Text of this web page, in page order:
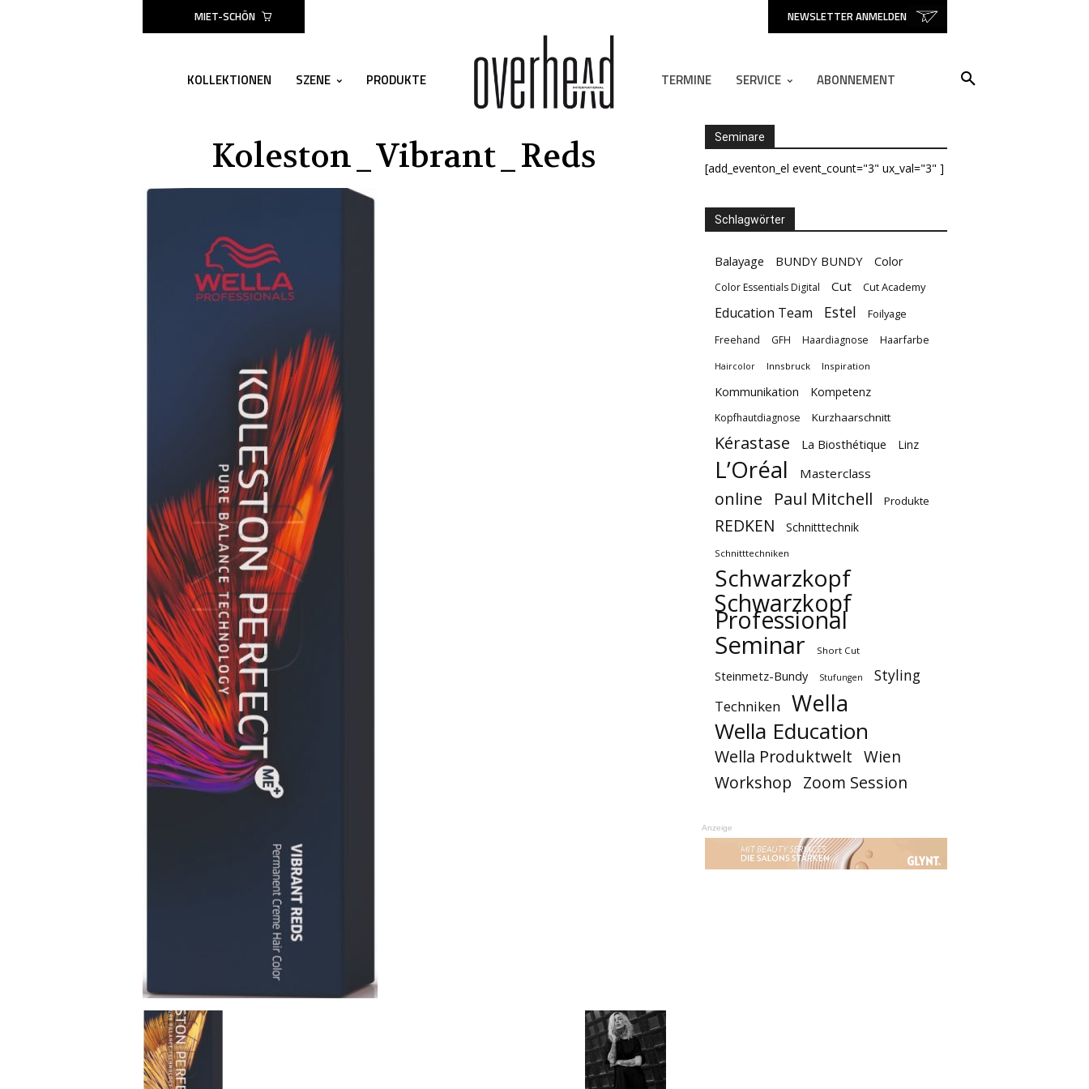
NEWSLETTER ANMELDEN
MIET-SCHÖN
KOLLEKTIONEN SZENE PRODUKTE TERMINE SERVICE ABONNEMENT
Koleston_Vibrant_Reds Seminare
[add_eventon_el event_count="3" ux_val="3" ]
Schlagwörter
Balayage BUNDY BUNDY Color
Color Essentials Digital Cut Cut Academy
Education Team Estel Foilyage
Freehand GFH Haardiagnose Haarfarbe
Haircolor Innsbruck Inspiration
Kommunikation Kompetenz
Kopfhautdiagnose Kurzhaarschnitt
Kérastase La Biosthétique Linz
L’Oréal Masterclass
online Paul Mitchell Produkte
REDKEN Schnitttechnik
Schnitttechniken
Schwarzkopf
Schwarzkopf
Professional
Seminar Short Cut
Steinmetz-Bundy Stufungen Styling
Techniken Wella
Wella Education
Wella Produktwelt Wien
Workshop Zoom Session
Anzeige